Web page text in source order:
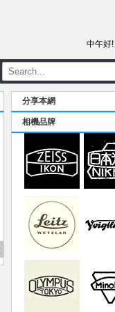
中午好!
分享本網
相機品牌